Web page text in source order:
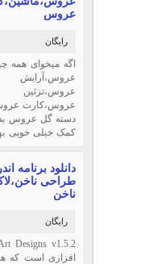
عروس
رایگان
اگه میخوای همه
عروس،آرایش
عروس،کارت
دسته گل عروس
کمک خیلی خوبی
مدل مو ساده
دانلود برنامه
طراحی
ناخن
رایگان
افزاری است که